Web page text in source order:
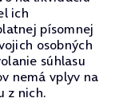
ich
písomnej
osobných
súhlasu
nemá vplyv na
z nich.